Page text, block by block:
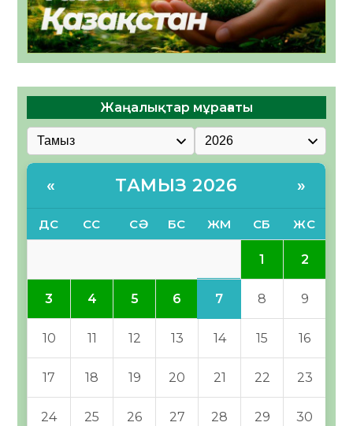
Жаңалықтар мұрағаты
« ТАМЫЗ 2026 »
ДС СС СӘ БС ЖМ СБ ЖС
1 2
3 4 5 6 7 8 9
10 11 12 13 14 15 16
17 18 19 20 21 22 23
24 25 26 27 28 29 30